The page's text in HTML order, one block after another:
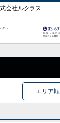
会社ルクラス
エリア順